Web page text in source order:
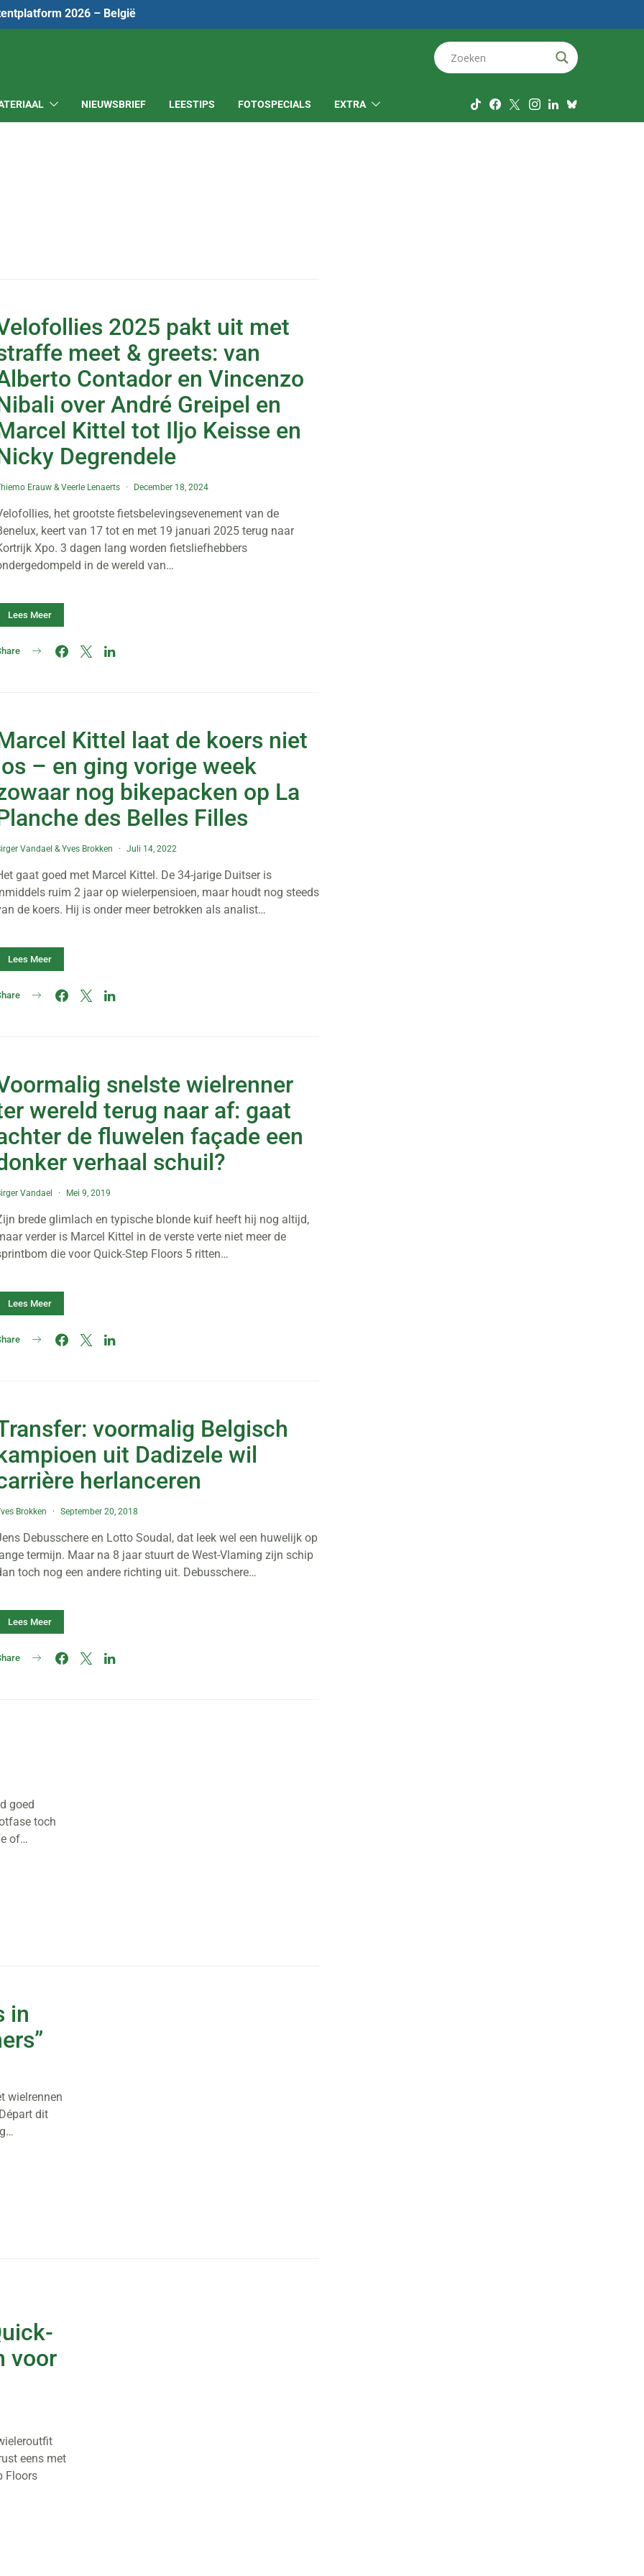
2026 – België
NIEUWSBRIEF LEESTIPS FOTOSPECIALS EXTRA
2025 pakt uit met
meet & greets: van
Contador en Vincenzo
over André Greipel en
Kittel tot Iljo Keisse en
Degrendele
Erauw &Veerle Lenaerts December 18, 2024
het grootste fietsbelevingsevenement van de
keert van 17 tot en met 19 januari 2025 terug naar
Xpo. 3 dagen lang worden fietsliefhebbers
in de wereld van…
Lees Meer
Kittel laat de koers niet
– en ging vorige week
nog bikepacken op La
des Belles Filles
Vandael &Yves Brokken Juli 14, 2022
gaat goed met Marcel Kittel. De 34-jarige Duitser is
ruim 2 jaar op wielerpensioen, maar houdt nog steeds
de koers. Hij is onder meer betrokken als analist…
Lees Meer
snelste wielrenner
wereld terug naar af: gaat
de fluwelen façade een
verhaal schuil?
Vandael Mei 9, 2019
brede glimlach en typische blonde kuif heeft hij nog altijd,
verder is Marcel Kittel in de verste verte niet meer de
die voor Quick-Step Floors 5 ritten…
Lees Meer
voormalig Belgisch
uit Dadizele wil
herlanceren
Brokken September 20, 2018
Debusschere en Lotto Soudal, dat leek wel een huwelijk op
termijn. Maar na 8 jaar stuurt de West-Vlaming zijn schip
toch nog een andere richting uit. Debusschere…
Lees Meer
goed
toch
of…
in
wielrennen
dit
voor
eens met
Floors